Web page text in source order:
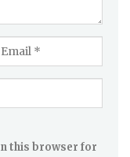
this browser for